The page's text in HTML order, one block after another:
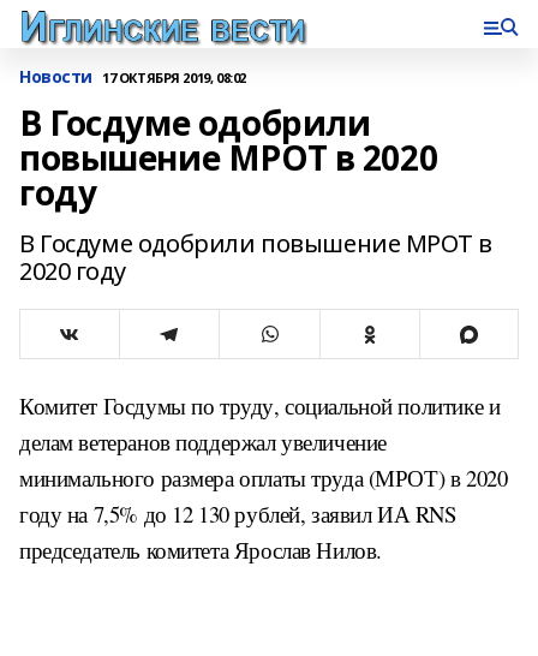
Новости 17 ОКТЯБРЯ 2019, 08:02
В Госдуме одобрили
повышение МРОТ в 2020
году
В Госдуме одобрили повышение МРОТ в
2020 году
Комитет Госдумы по труду, социальной политике и
делам ветеранов поддержал увеличение
минимального размера оплаты труда (МРОТ) в 2020
году на 7,5% до 12 130 рублей, заявил ИА RNS
председатель комитета Ярослав Нилов.